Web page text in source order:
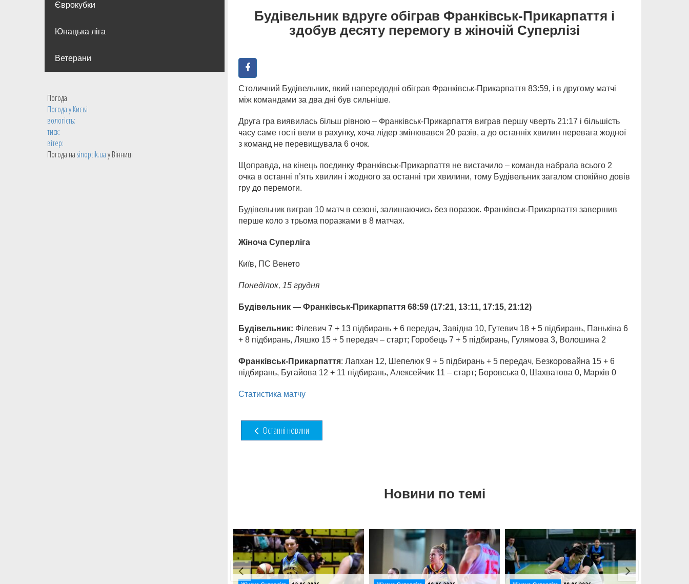
Єврокубки
Юнацька ліга
Ветерани
Погода
Погода уКиєві
вологість:
тиск:
вітер:
Погода наsinoptik.uaу Вінниці
Будівельник вдруге обіграв Франківськ-Прикарпаття і
здобув десяту перемогу в жіночій Суперлізі
Столичний Будівельник, який напередодні обіграв Франківськ-Прикарпаття 83:59, і в другому матчі
між командами за два дні був сильніше.
Друга гра виявилась більш рівною – Франківськ-Прикарпаття виграв першу чверть 21:17 і більшість
часу саме гості вели в рахунку, хоча лідер змінювався 20 разів, а до останніх хвилин перевага жодної
з команд не перевищувала 6 очок.
Щоправда, на кінець поєдинку Франківськ-Прикарпаття не вистачило – команда набрала всього 2
очка в останні п’ять хвилин і жодного за останні три хвилини, тому Будівельник загалом спокійно довів
гру до перемоги.
Будівельник виграв 10 матч в сезоні, залишаючись без поразок. Франківськ-Прикарпаття завершив
перше коло з трьома поразками в 8 матчах.
Жіноча Суперліга
Київ, ПС Венето
Понеділок, 15 грудня
Будівельник — Франківськ-Прикарпаття 68:59 (17:21, 13:11, 17:15, 21:12)
Будівельник: Філевич 7 + 13 підбирань + 6 передач, Завідна 10, Гутевич 18 + 5 підбирань, Панькіна 6
+ 8 підбирань, Ляшко 15 + 5 передач – старт; Горобець 7 + 5 підбирань, Гулямова 3, Волошина 2
Франківськ-Прикарпаття: Лапхан 12, Шепелюк 9 + 5 підбирань + 5 передач, Безкоровайна 15 + 6
підбирань, Бугайова 12 + 11 підбирань, Алексейчик 11 – старт; Боровська 0, Шахватова 0, Марків 0
Статистика матчу
Останні новини
Новини по темі